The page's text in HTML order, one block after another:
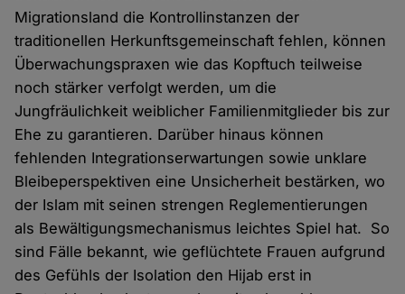
Migrationsland die Kontrollinstanzen der
traditionellen Herkunftsgemeinschaft fehlen, können
Überwachungspraxen wie das Kopftuch teilweise
noch stärker verfolgt werden, um die
Jungfräulichkeit weiblicher Familienmitglieder bis zur
Ehe zu garantieren. Darüber hinaus können
fehlenden Integrationserwartungen sowie unklare
Bleibeperspektiven eine Unsicherheit bestärken, wo
der Islam mit seinen strengen Reglementierungen
als Bewältigungsmechanismus leichtes Spiel hat. So
sind Fälle bekannt, wie geflüchtete Frauen aufgrund
des Gefühls der Isolation den Hijab erst in